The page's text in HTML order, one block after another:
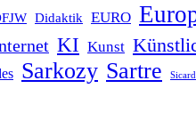
Didaktik EURO
KI Kunst
Sarkozy Sartre Sicard